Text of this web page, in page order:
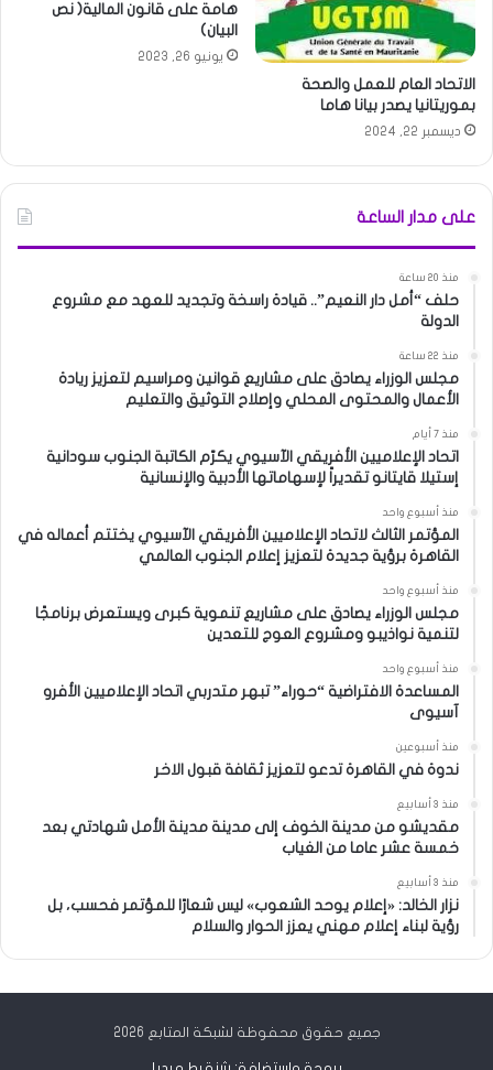
الاتحاد العام للعمل والصحة
بموريتانيا يصدر بيانا هاما
ديسمبر 22, 2024
هامة على قانون المالية( نص
البيان)
يونيو 26, 2023
على مدار الساعة
منذ 20 ساعة
حلف “أمل دار النعيم”.. قيادة راسخة وتجديد للعهد مع مشروع
الدولة
منذ 22 ساعة
مجلس الوزراء يصادق على مشاريع قوانين ومراسيم لتعزيز ريادة
الأعمال والمحتوى المحلي وإصلاح التوثيق والتعليم
منذ 7 أيام
اتحاد الإعلاميين الأفريقي الآسيوي يكرّم الكاتبة الجنوب سودانية
إستيلا قايتانو تقديراً لإسهاماتها الأدبية والإنسانية
منذ أسبوع واحد
المؤتمر الثالث لاتحاد الإعلاميين الأفريقي الآسيوي يختتم أعماله في
القاهرة برؤية جديدة لتعزيز إعلام الجنوب العالمي
منذ أسبوع واحد
مجلس الوزراء يصادق على مشاريع تنموية كبرى ويستعرض برنامجًا
لتنمية نواذيبو ومشروع العوج للتعدين
منذ أسبوع واحد
المساعدة الافتراضية “حوراء” تبهر متدربي اتحاد الإعلاميين الأفرو
آسيوى
منذ أسبوعين
ندوة في القاهرة تدعو لتعزيز ثقافة قبول الاخر
منذ 3 أسابيع
مقديشو من مدينة الخوف إلى مدينة مدينة الأمل شهادتي بعد
خمسة عشر عاما من الغياب
منذ 3 أسابيع
نزار الخالد: «إعلام يوحد الشعوب» ليس شعارًا للمؤتمر فحسب، بل
رؤية لبناء إعلام مهني يعزز الحوار والسلام
جميع حقوق محفوظة لشبكة المتابع 2026